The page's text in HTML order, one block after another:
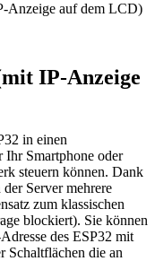
Anzeige auf dem LCD)
IP-Anzeige
in einen
Smartphone oder
steuern können. Dank
Server mehrere
zum klassischen
blockiert). Sie können
des ESP32 mit
Schaltflächen die an